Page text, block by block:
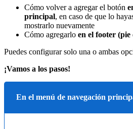
Cómo volver a agregar el botón
principal, en caso de que lo
mostrarlo nuevamente
Cómo agregarlo en el footer (pie
Puedes configurar solo una o ambas
¡Vamos a los pasos!
En el menú de navegación